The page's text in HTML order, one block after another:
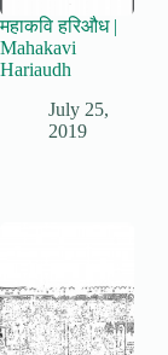
महाकवि हरिऔध |
Mahakavi
Hariaudh
July 25,
2019